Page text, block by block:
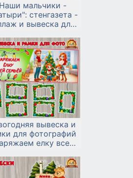
мальчики -
стенгазета -
и вывеска для
февраля и дню
мальчиков
вывеска и
для фотографий
елку всей